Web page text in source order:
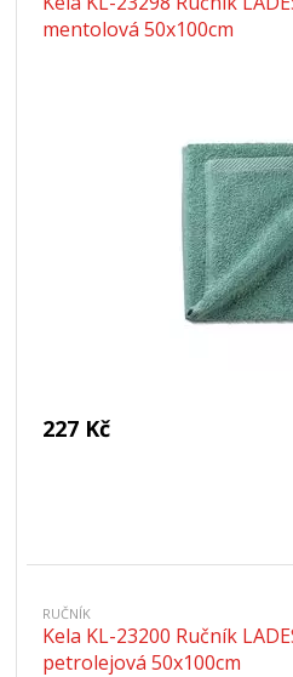
mentolová 50x100cm
227 Kč
RUČNÍK
Kela KL-23200 Ručník
petrolejová 50x100cm